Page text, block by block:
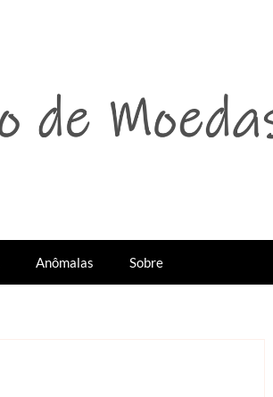
Anômalas Sobre